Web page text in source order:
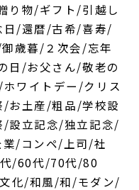
り物/ギフト/引越し
日/還暦/古希/喜寿/
歳暮/２次会/忘年
日/お父さん/敬老の
ワイトデー/クリス
お土産/粗品/学校設
設立記念/独立記念/
/コンペ/上司/社
/60代/70代/80
化/和風/和/モダン/